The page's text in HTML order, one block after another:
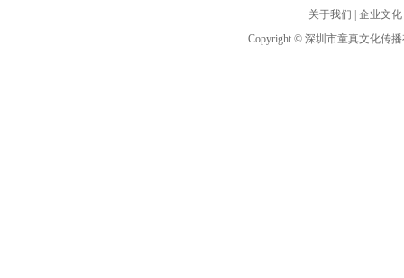
关于我们 企业文化
Copyright © 深圳市童真文化传